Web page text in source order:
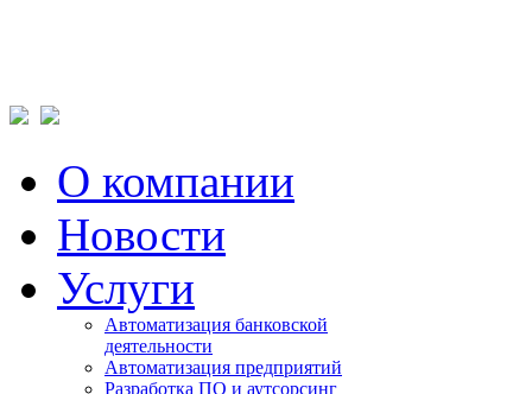
О компании
Новости
Услуги
Автоматизация банковской
деятельности
Автоматизация предприятий
Разработка ПО и аутсорсинг